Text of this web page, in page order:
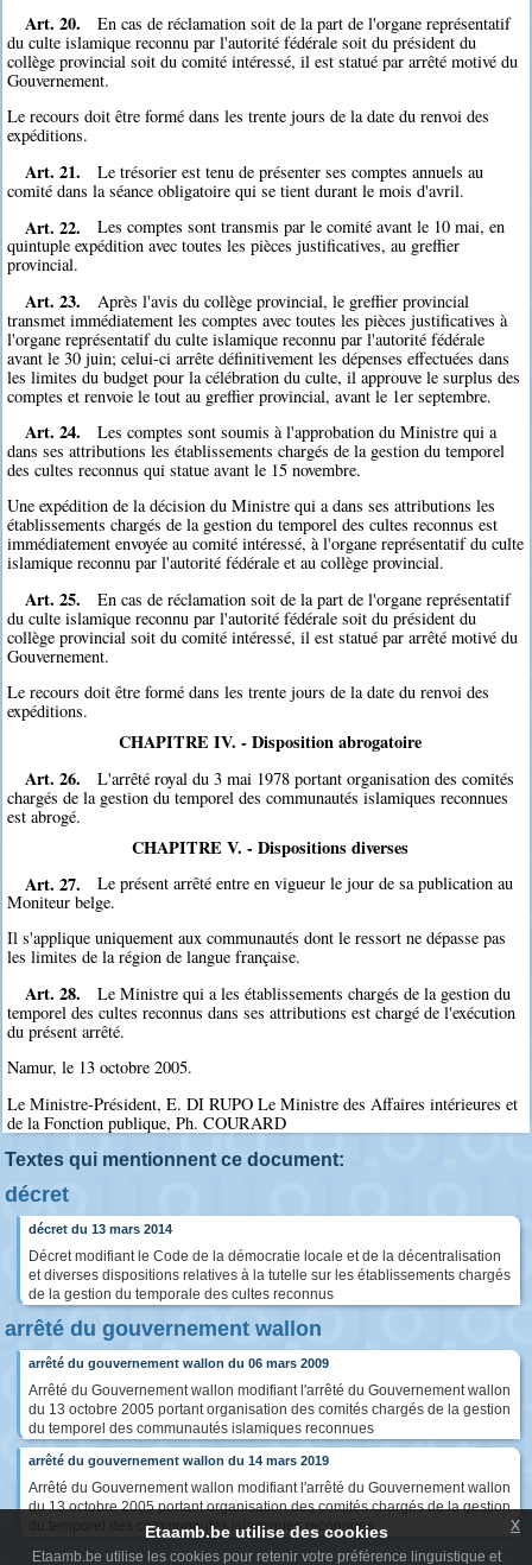
Art. 20.
En cas de réclamation soit de la part de l'organe représentatif
du culte islamique reconnu par l'autorité fédérale soit du président du
collège provincial soit du comité intéressé, il est statué par arrêté motivé du
Gouvernement.
Le recours doit être formé dans les trente jours de la date du renvoi des
expéditions.
Art. 21.
Le trésorier est tenu de présenter ses comptes annuels au
comité dans la séance obligatoire qui se tient durant le mois d'avril.
Art. 22.
Les comptes sont transmis par le comité avant le 10 mai, en
quintuple expédition avec toutes les pièces justificatives, au greffier
provincial.
Art. 23.
Après l'avis du collège provincial, le greffier provincial
transmet immédiatement les comptes avec toutes les pièces justificatives à
l'organe représentatif du culte islamique reconnu par l'autorité fédérale
avant le 30 juin; celui-ci arrête définitivement les dépenses effectuées dans
les limites du budget pour la célébration du culte, il approuve le surplus des
comptes et renvoie le tout au greffier provincial, avant le 1er septembre.
Art. 24.
Les comptes sont soumis à l'approbation du Ministre qui a
dans ses attributions les établissements chargés de la gestion du temporel
des cultes reconnus qui statue avant le 15 novembre.
Une expédition de la décision du Ministre qui a dans ses attributions les
établissements chargés de la gestion du temporel des cultes reconnus est
immédiatement envoyée au comité intéressé, à l'organe représentatif du culte
islamique reconnu par l'autorité fédérale et au collège provincial.
Art. 25.
En cas de réclamation soit de la part de l'organe représentatif
du culte islamique reconnu par l'autorité fédérale soit du président du
collège provincial soit du comité intéressé, il est statué par arrêté motivé du
Gouvernement.
Le recours doit être formé dans les trente jours de la date du renvoi des
expéditions.
CHAPITRE IV. - Disposition abrogatoire
Art. 26.
L'arrêté royal du 3 mai 1978 portant organisation des comités
chargés de la gestion du temporel des communautés islamiques reconnues
est abrogé.
CHAPITRE V. - Dispositions diverses
Art. 27.
Le présent arrêté entre en vigueur le jour de sa publication au
Moniteur belge.
Il s'applique uniquement aux communautés dont le ressort ne dépasse pas
les limites de la région de langue française.
Art. 28.
Le Ministre qui a les établissements chargés de la gestion du
temporel des cultes reconnus dans ses attributions est chargé de l'exécution
du présent arrêté.
Namur, le 13 octobre 2005.
Le Ministre-Président, E. DI RUPO Le Ministre des Affaires intérieures et
de la Fonction publique, Ph. COURARD
Textes qui mentionnent ce document:
décret
décret du 13 mars 2014
Décret modifiant le Code de la démocratie locale et de la décentralisation
et diverses dispositions relatives à la tutelle sur les établissements chargés
de la gestion du temporale des cultes reconnus
arrêté du gouvernement wallon
arrêté du gouvernement wallon du 06 mars 2009
Arrêté du Gouvernement wallon modifiant l'arrêté du Gouvernement wallon
du 13 octobre 2005 portant organisation des comités chargés de la gestion
du temporel des communautés islamiques reconnues
arrêté du gouvernement wallon du 14 mars 2019
Arrêté du Gouvernement wallon modifiant l'arrêté du Gouvernement wallon
du 13 octobre 2005 portant organisation des comités chargés de la gestion
du temporel des communautés islamiques reconnues
Etaamb.be utilise des cookies
Etaamb.be utilise les cookies pour retenir votre préférence linguistique et
x